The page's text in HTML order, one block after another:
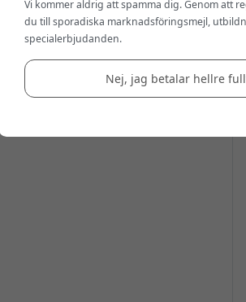
Säkra betalningar med kryptering
Återförsäljare:
Vi kommer aldrig att spamma dig. Genom att
du till sporadiska marknadsföringsmejl,
specialerbjudanden.
Nej, jag betalar hellre